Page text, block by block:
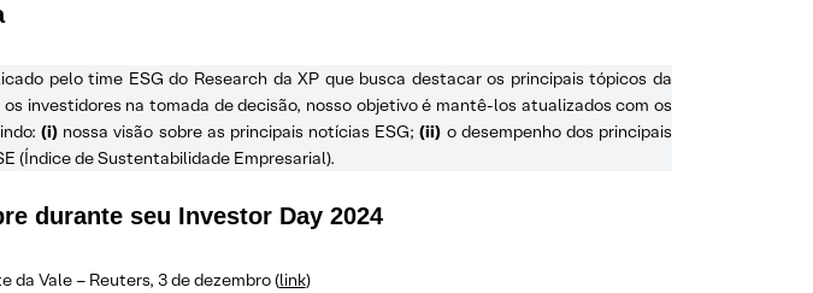
pelo time ESG do Research da XP que busca destacar os principais tópicos da
investidores na tomada de decisão, nosso objetivo é mantê-los atualizados com os
(i) nossa visão sobre as principais notícias ESG;(ii) o desempenho dos principais
(Índice de Sustentabilidade Empresarial).
durante seu Investor Day 2024
da Vale – Reuters, 3 de dezembro (link)